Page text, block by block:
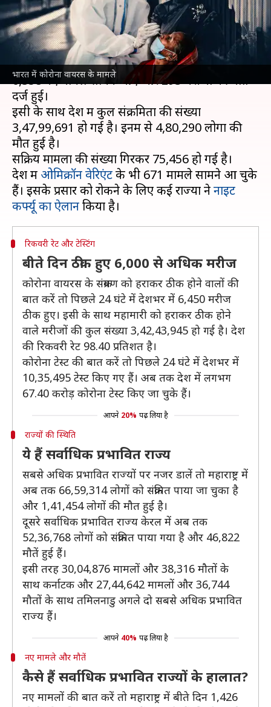
भारत में कोरोना वायरस के मामले
लेखन मुकुल तोमर Dec 28, 2021 09:27 am
क्या है खबर?
भारत में पिछले 24 घंटे मेंकोरोना वायरससे संक्रमण के
6,358 नए मामले सामने आए और 293 मरीजों की मौत
दर्ज हुई।
इसी के साथ देश में कुल संक्रमितों की संख्या
3,47,99,691 हो गई है। इनमें से 4,80,290 लोगों की
मौत हुई है।
सक्रिय मामलों की संख्या गिरकर 75,456 हो गई है।
देश में ओमिक्रॉन वेरिएंटके भी 671 मामले सामने आ चुके
हैं। इसके प्रसार को रोकने के लिए कई राज्यों नेनाइट
कर्फ्यू का ऐलान
रिकवरी रेट और टेस्टिंग
बीते दिन ठीक हुए 6,000 से अधिक मरीज
कोरोना वायरस के संक्रमण को हराकर ठीक होने वालों की
बात करें तो पिछले 24 घंटे में देशभर में 6,450 मरीज
ठीक हुए। इसी के साथ महामारी को हराकर ठीक होने
वाले मरीजों की कुल संख्या 3,42,43,945 हो गई है। देश
की रिकवरी रेट 98.40 प्रतिशत है।
कोरोना टेस्ट की बात करें तो पिछले 24 घंटे में देशभर में
10,35,495 टेस्ट किए गए हैं। अब तक देश में लगभग
67.40 करोड़ कोरोना टेस्ट किए जा चुके हैं।
आपने 20% पढ़ लिया है
राज्यों की स्थिति
ये हैं सर्वाधिक प्रभावित राज्य
सबसे अधिक प्रभावित राज्यों पर नजर डालें तो महाराष्ट्र में
अब तक 66,59,314 लोगों को संक्रमित पाया जा चुका है
और 1,41,454 लोगों की मौत हुई है।
दूसरे सर्वाधिक प्रभावित राज्य केरल में अब तक
52,36,768 ​लोगों को संक्रमित पाया गया है और 46,822
मौतें हुई हैं।
इसी तरह 30,04,876 ​मामलों और 38,316 मौतों के
साथ कर्नाटक और 27,44,642 मामलों और 36,744 ​
मौतों के साथ तमिलनाडु अगले दो सबसे अधिक प्रभावित
राज्य हैं।
आपने 40% पढ़ लिया है
नए मामले और मौतें
कैसे हैं सर्वाधिक प्रभावित राज्यों के हालात?
नए मामलों की बात करें तो महाराष्ट्र में बीते दिन 1,426